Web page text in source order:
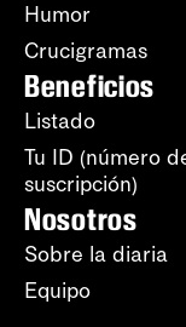
Humor
Crucigramas
Beneficios
Listado
Tu ID (número
suscripción)
Nosotros
Sobre la diaria
Equipo